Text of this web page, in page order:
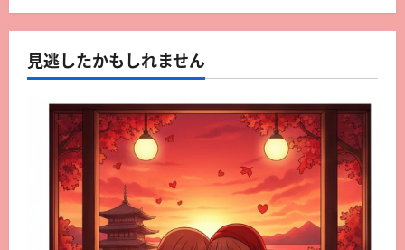
見逃したかもしれません